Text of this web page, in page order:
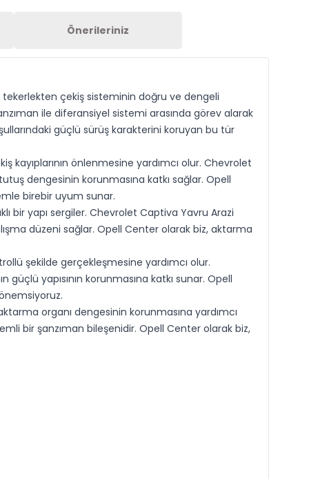
Önerileriniz
çekiş sisteminin doğru ve dengeli
ile diferansiyel sistemi arasında görev alarak
güçlü sürüş karakterini koruyan bu tür
kayıplarının önlenmesine yardımcı olur. Chevrolet
dengesinin korunmasına katkı sağlar. Opell
birebir uyum sunar.
bir yapı sergiler. Chevrolet Captiva Yavru Arazi
düzeni sağlar. Opell Center olarak biz, aktarma
şekilde gerçekleşmesine yardımcı olur.
yapısının korunmasına katkı sunar. Opell
organı dengesinin korunmasına yardımcı
bir şanzıman bileşenidir. Opell Center olarak biz,